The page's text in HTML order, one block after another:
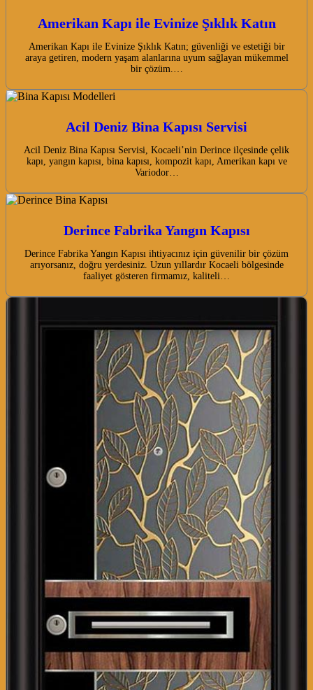
Amerikan Kapı ile Evinize Şıklık Katın
Amerikan Kapı ile Evinize Şıklık Katın; güvenliği ve estetiği bir
araya getiren, modern yaşam alanlarına uyum sağlayan mükemmel
bir çözüm.…
Acil Deniz Bina Kapısı Servisi
Acil Deniz Bina Kapısı Servisi, Kocaeli’nin Derince ilçesinde çelik
kapı, yangın kapısı, bina kapısı, kompozit kapı, Amerikan kapı ve
Variodor…
Derince Fabrika Yangın Kapısı
Derince Fabrika Yangın Kapısı ihtiyacınız için güvenilir bir çözüm
arıyorsanız, doğru yerdesiniz. Uzun yıllardır Kocaeli bölgesinde
faaliyet gösteren firmamız, kaliteli…